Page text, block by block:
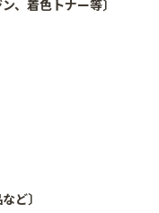
、着色トナー等〕
ど〕